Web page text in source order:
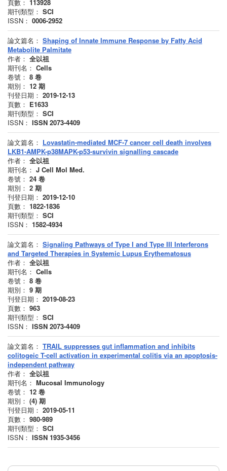
頁數： 113928
期刊類型： SCI
ISSN： 0006-2952
論文篇名： Shaping of Innate Immune Response by Fatty Acid
Metabolite Palmitate
作者： 全以祖
期刊名： Cells
卷號： 8 卷
期別： 12 期
刊登日期： 2019-12-13
頁數： E1633
期刊類型： SCI
ISSN： ISSN 2073-4409
論文篇名： Lovastatin-mediated MCF-7 cancer cell death involves
LKB1-AMPK-p38MAPK-p53-survivin signalling cascade
作者： 全以祖
期刊名： J Cell Mol Med.
卷號： 24 卷
期別： 2 期
刊登日期： 2019-12-10
頁數： 1822-1836
期刊類型： SCI
ISSN： 1582-4934
論文篇名： Signaling Pathways of Type I and Type III Interferons
and Targeted Therapies in Systemic Lupus Erythematosus
作者： 全以祖
期刊名： Cells
卷號： 8 卷
期別： 9 期
刊登日期： 2019-08-23
頁數： 963
期刊類型： SCI
ISSN： ISSN 2073-4409
論文篇名： TRAIL suppresses gut inflammation and inhibits
colitogeic T-cell activation in experimental colitis via an apoptosis-
independent pathway
作者： 全以祖
期刊名： Mucosal Immunology
卷號： 12 卷
期別： (4) 期
刊登日期： 2019-05-11
頁數： 980-989
期刊類型： SCI
ISSN： ISSN 1935-3456